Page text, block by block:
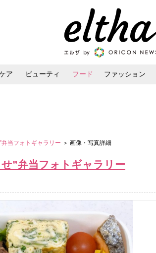
ア ビューティ フード ファッション
当フォトギャラリー ＞ 画像・写真詳細
”弁当フォトギャラリー